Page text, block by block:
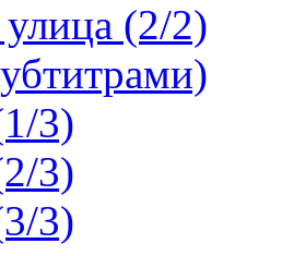
улица (2/2)
3)
3)
3)